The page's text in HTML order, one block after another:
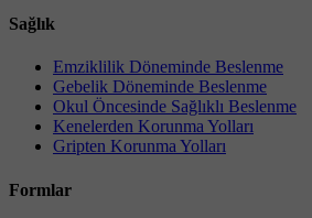
Sağlık
Emziklilik Döneminde Beslenme
Gebelik Döneminde Beslenme
Okul Öncesinde Sağlıklı Beslenme
Kenelerden Korunma Yolları
Gripten Korunma Yolları
Formlar